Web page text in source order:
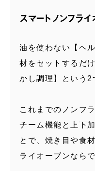
スマートノンフラ
油を使わない【ヘ
材をセットするだ
かし調理】という2
これまでのノンフ
チーム機能と上下
とで、焼き目や食
ライオーブンなら